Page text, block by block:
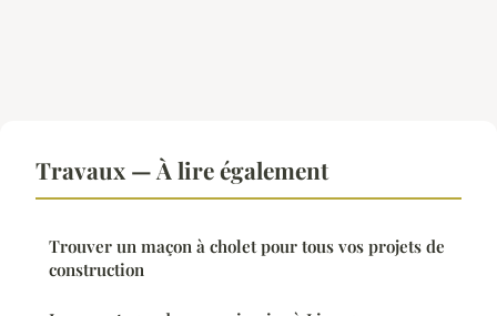
Travaux — À lire également
Trouver un maçon à cholet pour tous vos projets de
construction